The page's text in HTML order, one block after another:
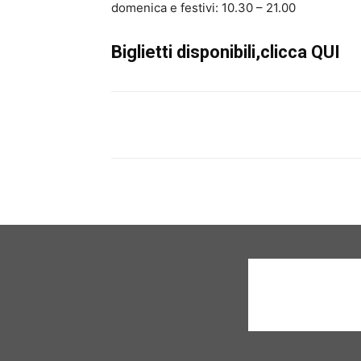
domenica e festivi: 10.30 – 21.00
Biglietti disponibili,clicca QUI